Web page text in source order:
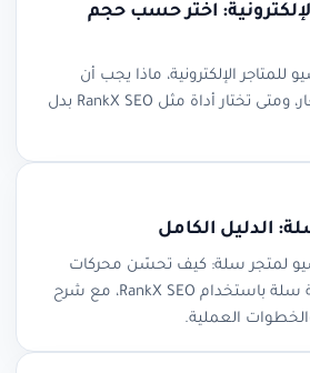
اختر حسب حجم
الإلكترونية، ماذا يجب أن
تشمل، كيف تقارن الأسعار، ومتى تختار أداة مثل RankX SEO بدل
الدليل الكامل
لمتجر سلة: كيف تحسّن محركات
البحث لمتجرك على منصة سلة باستخدام RankX SEO، مع شرح
العملية.